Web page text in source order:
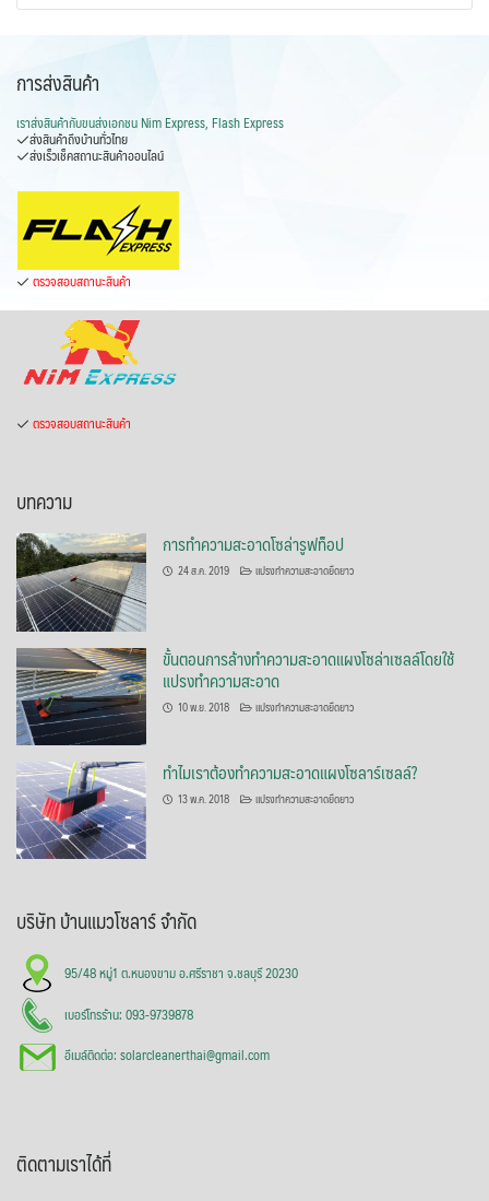
การส่งสินค้า
เราส่งสินค้ากับขนส่งเอกชน Nim Express, Flash Express
ส่งสินค้าถึงบ้านทั่วไทย
ส่งเร็วเช็คสถานะสินค้าออนไลน์
ตรวจสอบสถานะสินค้า
ตรวจสอบสถานะสินค้า
บทความ
การทำความสะอาดโซล่ารูฟท็อป
24 ส.ค. 2019 แปรงทำความสะอาดยืดยาว
ขั้นตอนการล้างทำความสะอาดแผงโซล่าเซลล์โดยใช้
แปรงทำความสะอาด
10 พ.ย. 2018 แปรงทำความสะอาดยืดยาว
ทำไมเราต้องทำความสะอาดแผงโซลาร์เซลล์?
13 พ.ค. 2018 แปรงทำความสะอาดยืดยาว
บริษัท บ้านแมวโซลาร์ จำกัด
95/48 หมู่1 ต.หนองขาม อ.ศรีราชา จ.ชลบุรี 20230
เบอร์โทรร้าน: 093-9739878
อีเมล์ติดต่อ: solarcleanerthai@gmail.com
ติดตามเราได้ที่